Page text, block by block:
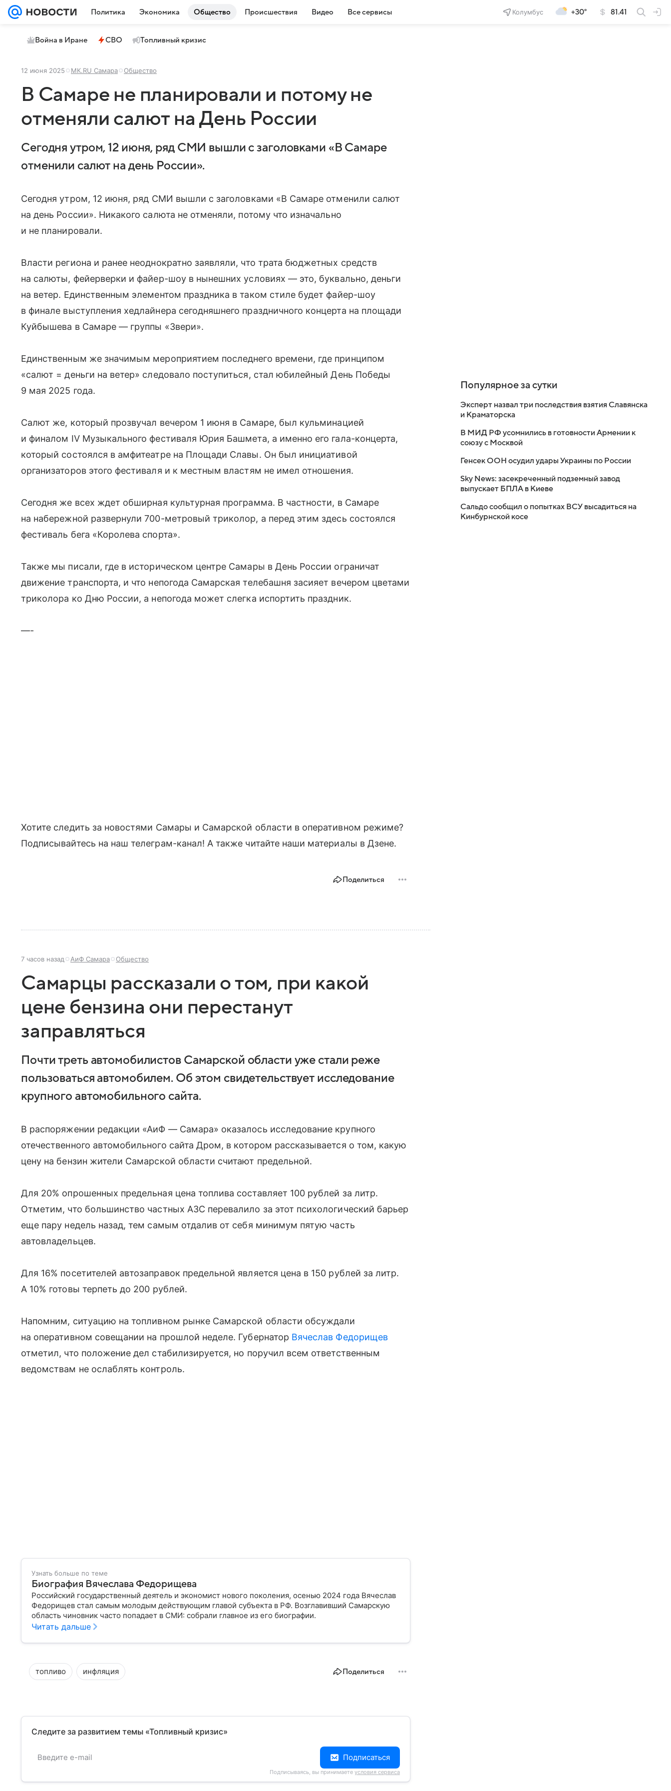
Политика Экономика Общество Происшествия Видео Все сервисы Колумбус +30° 81.41
Война в Иране СВО Топливный кризис
12 июня 2025 МК.RU Самара Общество
В Самаре не планировали и потому не
отменяли салют на День России
Сегодня утром, 12 июня, ряд СМИ вышли с заголовками «В Самаре
отменили салют на день России».
Сегодня утром, 12 июня, ряд СМИ вышли с заголовками «В Самаре отменили салют
на день России». Никакого салюта не отменяли, потому что изначально
и не планировали.
Власти региона и ранее неоднократно заявляли, что трата бюджетных средств
на салюты, фейерверки и файер-шоу в нынешних условиях — это, буквально, деньги
на ветер. Единственным элементом праздника в таком стиле будет файер-шоу
в финале выступления хедлайнера сегодняшнего праздничного концерта на площади
Куйбышева в Самаре — группы «Звери».
Единственным же значимым мероприятием последнего времени, где принципом
«салют = деньги на ветер» следовало поступиться, стал юбилейный День Победы
9 мая 2025 года.
Салют же, который прозвучал вечером 1 июня в Самаре, был кульминацией
и финалом IV Музыкального фестиваля Юрия Башмета, а именно его гала-концерта,
который состоялся в амфитеатре на Площади Славы. Он был инициативой
организаторов этого фестиваля и к местным властям не имел отношения.
Сегодня же всех ждет обширная культурная программа. В частности, в Самаре
на набережной развернули 700-метровый триколор, а перед этим здесь состоялся
фестиваль бега «Королева спорта».
Также мы писали, где в историческом центре Самары в День России ограничат
движение транспорта, и что непогода Самарская телебашня засияет вечером цветами
триколора ко Дню России, а непогода может слегка испортить праздник.
—-
Хотите следить за новостями Самары и Самарской области в оперативном режиме?
Подписывайтесь на наш телеграм-канал! А также читайте наши материалы в Дзене.
Поделиться
7 часов назад АиФ Самара Общество
Самарцы рассказали о том, при какой
цене бензина они перестанут
заправляться
Почти треть автомобилистов Самарской области уже стали реже
пользоваться автомобилем. Об этом свидетельствует исследование
крупного автомобильного сайта.
В распоряжении редакции «АиФ — Самара» оказалось исследование крупного
отечественного автомобильного сайта Дром, в котором рассказывается о том, какую
цену на бензин жители Самарской области считают предельной.
Для 20% опрошенных предельная цена топлива составляет 100 рублей за литр.
Отметим, что большинство частных АЗС перевалило за этот психологический барьер
еще пару недель назад, тем самым отдалив от себя минимум пятую часть
автовладельцев.
Для 16% посетителей автозаправок предельной является цена в 150 рублей за литр.
А 10% готовы терпеть до 200 рублей.
Напомним, ситуацию на топливном рынке Самарской области обсуждали
на оперативном совещании на прошлой неделе. Губернатор Вячеслав Федорищев
отметил, что положение дел стабилизируется, но поручил всем ответственным
ведомствам не ослаблять контроль.
Узнать больше по теме
Биография Вячеслава Федорищева
Российский государственный деятель и экономист нового поколения, осенью 2024 года Вячеслав
Федорищев стал самым молодым действующим главой субъекта в РФ. Возглавивший Самарскую
область чиновник часто попадает в СМИ: собрали главное из его биографии.
Читать дальше
топливо инфляция Поделиться
Следите за развитием темы «Топливный кризис»
Подписаться
Подписываясь, вы принимаете условия сервиса
Популярное за сутки
Эксперт назвал три последствия взятия Славянска
и Краматорска
В МИД РФ усомнились в готовности Армении к
союзу с Москвой
Генсек ООН осудил удары Украины по России
Sky News: засекреченный подземный завод
выпускает БПЛА в Киеве
Сальдо сообщил о попытках ВСУ высадиться на
Кинбурнской косе